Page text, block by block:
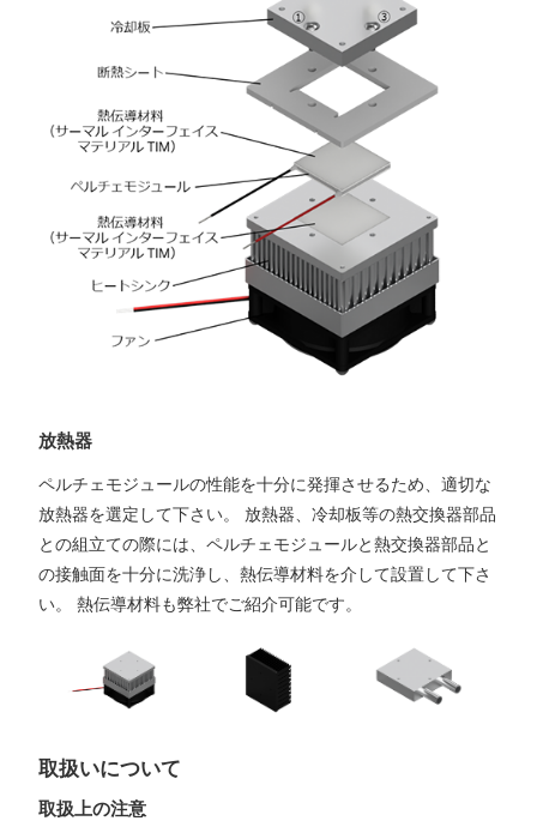
放熱器
ペルチェモジュールの性能を十分に発揮させるため、適切な
放熱器を選定して下さい。 放熱器、冷却板等の熱交換器部品
との組立ての際には、ペルチェモジュールと熱交換器部品と
の接触面を十分に洗浄し、熱伝導材料を介して設置して下さ
い。 熱伝導材料も弊社でご紹介可能です。
取扱いについて
取扱上の注意